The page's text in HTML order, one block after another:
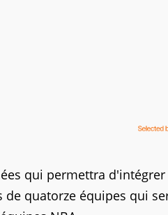
qui permettra d'intégrer
de quatorze équipes qui